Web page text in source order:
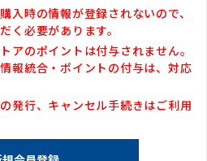
時の情報が登録されないので、
く必要があります。
アのポイントは付与されません。
報統合・ポイントの付与は、対応
発行、キャンセル手続きはご利用